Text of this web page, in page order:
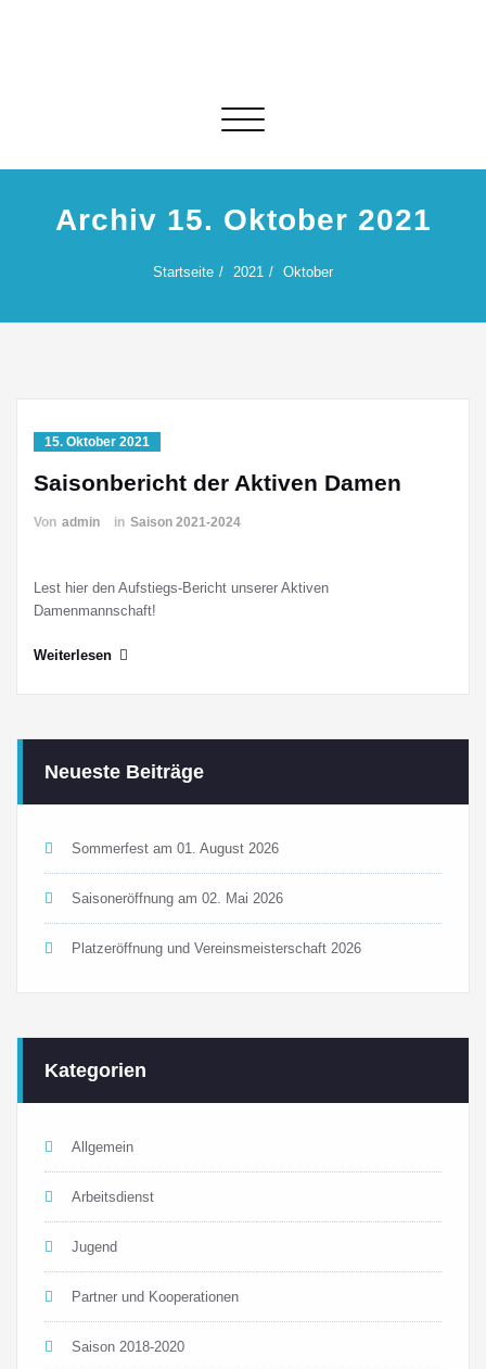
Schalte Navigation
Archiv 15. Oktober 2021
Startseite 2021 Oktober
15. Oktober 2021
Saisonbericht der Aktiven Damen
Von admin in Saison 2021-2024
Lest hier den Aufstiegs-Bericht unserer Aktiven
Damenmannschaft!
Weiterlesen
Neueste Beiträge
Sommerfest am 01. August 2026
Saisoneröffnung am 02. Mai 2026
Platzeröffnung und Vereinsmeisterschaft 2026
Kategorien
Allgemein
Arbeitsdienst
Jugend
Partner und Kooperationen
Saison 2018-2020